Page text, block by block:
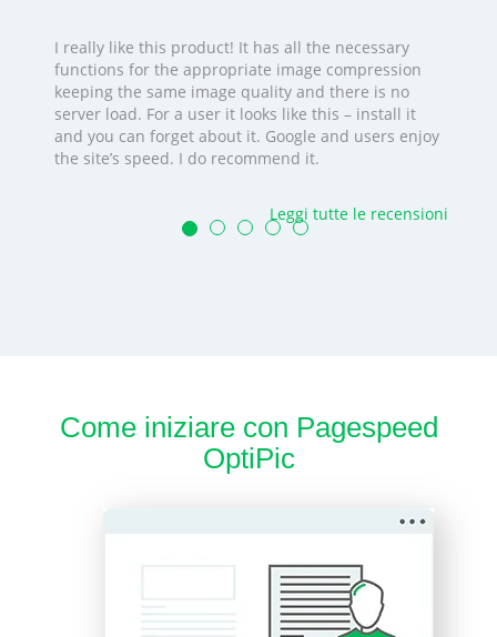
I really like this product! It has all the necessary
functions for the appropriate image compression
keeping the same image quality and there is no
server load. For a user it looks like this – install it
and you can forget about it. Google and users enjoy
the site’s speed. I do recommend it.
Leggi tutte le recensioni
Come iniziare con Pagespeed
OptiPic